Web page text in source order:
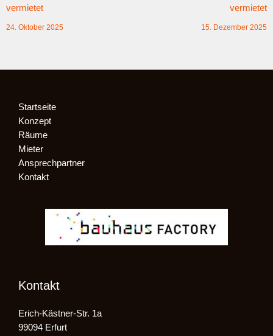
vermietet
24. Oktober 2025
vermietet
15. Dezember 2025
Startseite
Konzept
Räume
Mieter
Ansprechpartner
Kontakt
Kontakt
Erich-Kästner-Str. 1a
99094 Erfurt